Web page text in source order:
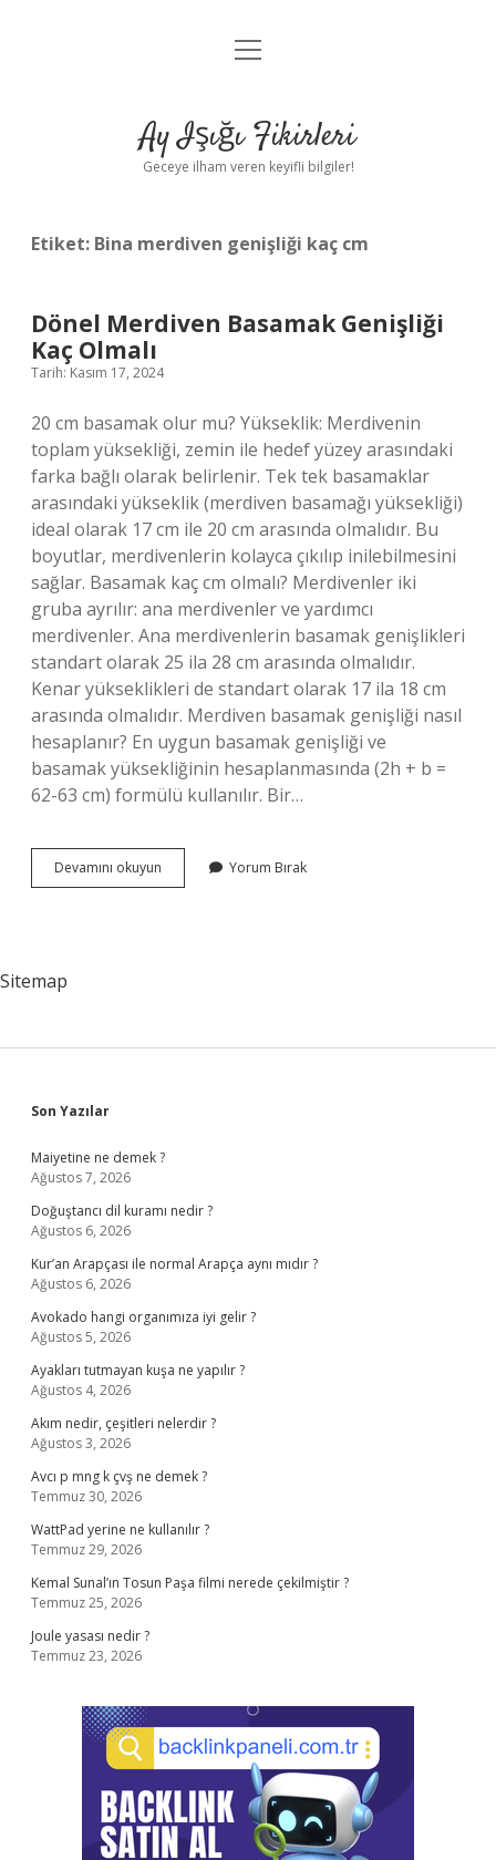
Anasayfa
Yasal Uyarı
menüyü
Ay Işığı Fikirleri
Geceye ilham veren keyifli bilgiler!
Etiket: Bina merdiven genişliği kaç cm
Dönel Merdiven Basamak Genişliği
Kaç Olmalı
Tarih: Kasım 17, 2024
20 cm basamak olur mu? Yükseklik: Merdivenin
toplam yüksekliği, zemin ile hedef yüzey arasındaki
farka bağlı olarak belirlenir. Tek tek basamaklar
arasındaki yükseklik (merdiven basamağı yüksekliği)
ideal olarak 17 cm ile 20 cm arasında olmalıdır. Bu
boyutlar, merdivenlerin kolayca çıkılıp inilebilmesini
sağlar. Basamak kaç cm olmalı? Merdivenler iki
gruba ayrılır: ana merdivenler ve yardımcı
merdivenler. Ana merdivenlerin basamak genişlikleri
standart olarak 25 ila 28 cm arasında olmalıdır.
Kenar yükseklikleri de standart olarak 17 ila 18 cm
arasında olmalıdır. Merdiven basamak genişliği nasıl
hesaplanır? En uygun basamak genişliği ve
basamak yüksekliğinin hesaplanmasında (2h + b =
62-63 cm) formülü kullanılır. Bir…
Devamını okuyun
Merdiven
Yorum Bırak
Sitemap
Sidebar
Son Yazılar
Maiyetine ne demek ?
Ağustos 7, 2026
Doğuştancı dil kuramı nedir ?
Ağustos 6, 2026
Kur’an Arapçası ile normal Arapça aynı mıdır ?
Ağustos 6, 2026
Avokado hangi organımıza iyi gelir ?
Ağustos 5, 2026
Ayakları tutmayan kuşa ne yapılır ?
Ağustos 4, 2026
Akım nedir, çeşitleri nelerdir ?
Ağustos 3, 2026
Avcı p mng k çvş ne demek ?
Temmuz 30, 2026
WattPad yerine ne kullanılır ?
Temmuz 29, 2026
Kemal Sunal’ın Tosun Paşa filmi nerede çekilmiştir ?
Temmuz 25, 2026
Joule yasası nedir ?
Temmuz 23, 2026